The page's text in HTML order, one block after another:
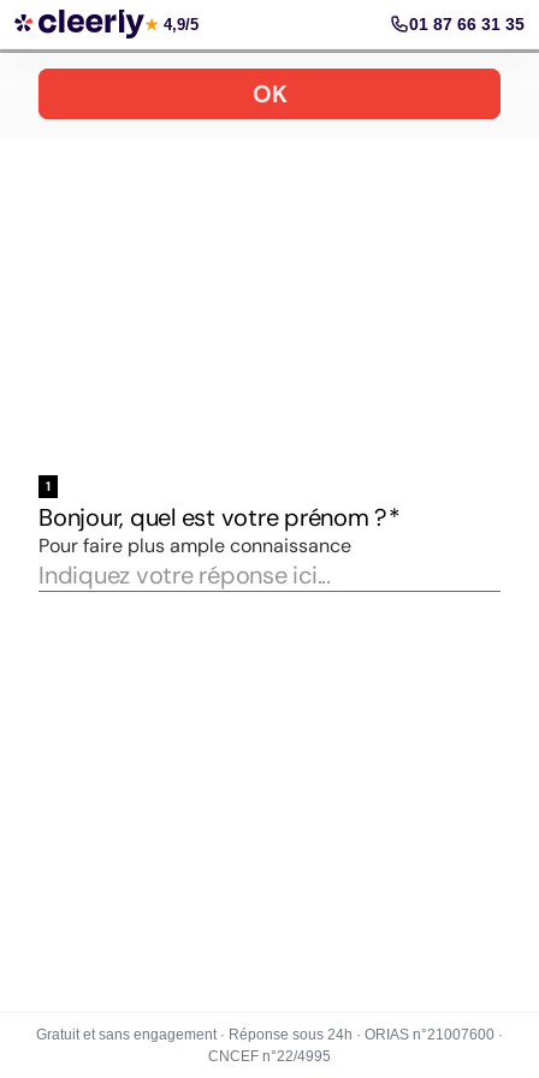
Votre simulation gratuite et personnalisée
★ 4,9/5 01 87 66 31 35
Gratuit et sans engagement · Réponse sous 24h · ORIAS n°21007600 ·
CNCEF n°22/4995